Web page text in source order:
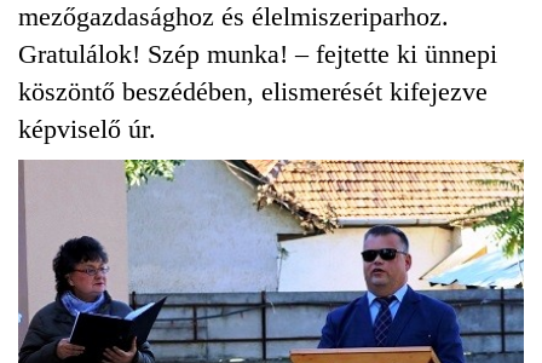
mezőgazdasághoz és élelmiszeriparhoz.
Gratulálok! Szép munka! – fejtette ki ünnepi
köszöntő beszédében, elismerését kifejezve
képviselő úr.